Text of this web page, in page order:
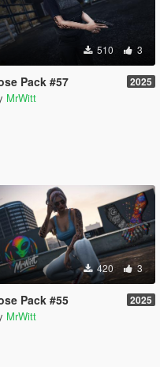
510 3
Pack #57 2025
MrWitt
420 3
Pack #55 2025
MrWitt